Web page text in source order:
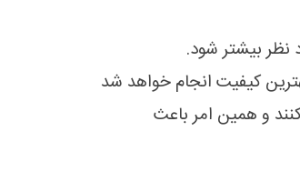
نظر بیشتر شود.
کیفیت انجام خواهد شد
و همین امر باعث